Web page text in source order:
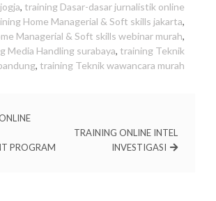
, training Dasar-dasar jurnalistik online
Home Managerial & Soft skills jakarta,
Managerial & Soft skills webinar murah,
Media Handling surabaya, training Teknik
, training Teknik wawancara murah
PROGRAM
TRAINING ONLINE INTEL
INVESTIGASI